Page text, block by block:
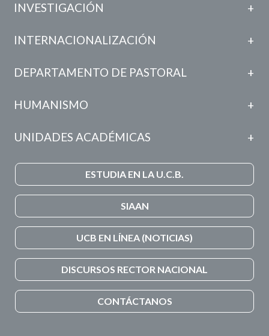
INVESTIGACIÓN
INTERNACIONALIZACIÓN
DEPARTAMENTO DE PASTORAL
HUMANISMO
UNIDADES ACADÉMICAS
ESTUDIA EN LA U.C.B.
SIAAN
UCB EN LÍNEA (NOTICIAS)
DISCURSOS RECTOR NACIONAL
CONTÁCTANOS